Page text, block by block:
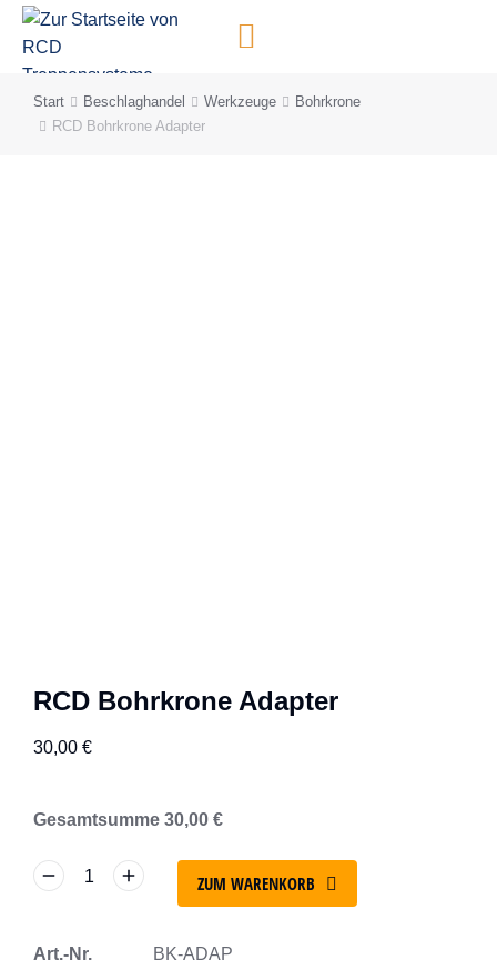
springen
Sie befinden sich hier:
Start Beschlaghandel Werkzeuge
Bohrkrone
RCD Bohrkrone Adapter
RCD Bohrkrone Adapter
30,00 €
Gesamtsumme 30,00 €
ZUM WARENKORB
Art.-Nr. BK-ADAP